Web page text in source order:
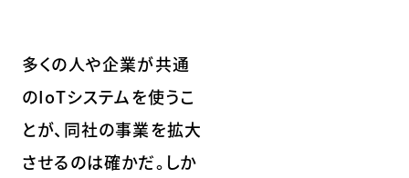
多くの人や企業が共通
のIoTシステムを使うこ
とが、同社の事業を拡大
させるのは確かだ。しか